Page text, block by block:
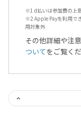
※1 d払いは参加費の上
※2 Apple Payを利用で
用対象外
その他詳細や注
ついてをご覧くだ